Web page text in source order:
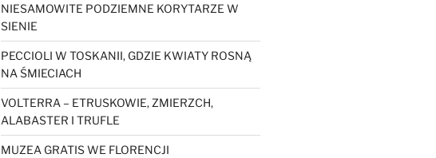
NIESAMOWITE PODZIEMNE KORYTARZE W
SIENIE
PECCIOLI W TOSKANII, GDZIE KWIATY ROSNĄ
NA ŚMIECIACH
VOLTERRA – ETRUSKOWIE, ZMIERZCH,
ALABASTER I TRUFLE
MUZEA GRATIS WE FLORENCJI